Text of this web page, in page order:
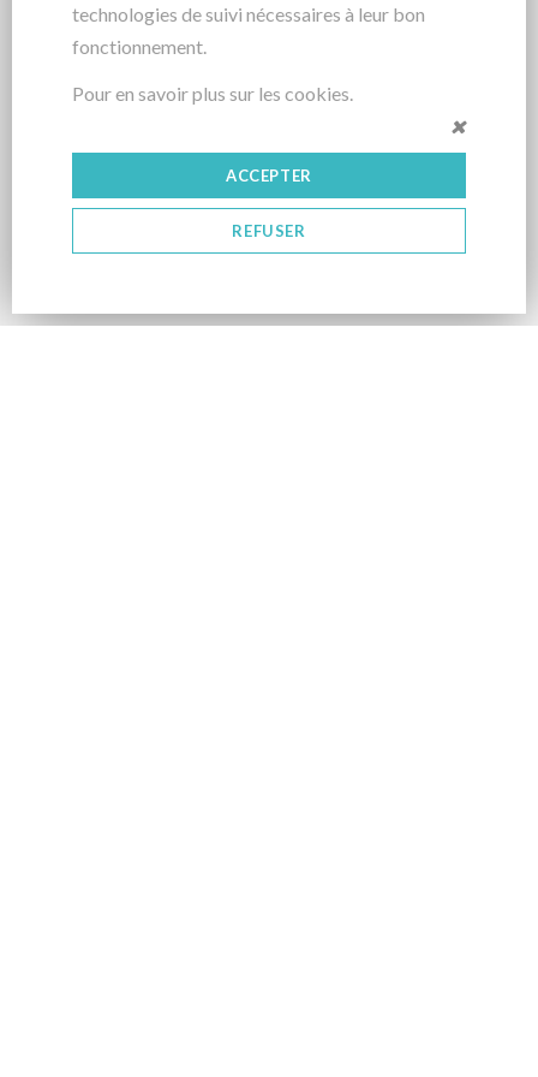
technologies de suivi nécessaires à leur bon
fonctionnement.
Pour en savoir plus sur les cookies.
ACCEPTER
REFUSER